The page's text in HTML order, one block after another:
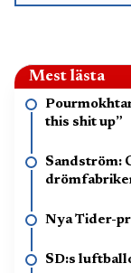
Mest lästa
this shit up”
Sandström:
Nya Tider-
SD:s